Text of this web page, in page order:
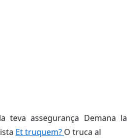
teva assegurança Demana la
Et truquem? O truca al